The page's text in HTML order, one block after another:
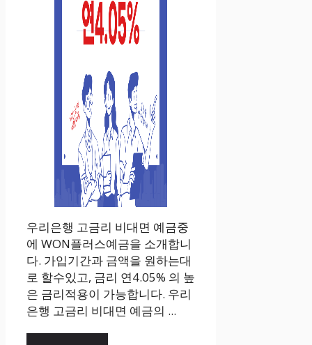
우리은행 고금리 비대면 예금중
에 WON플러스예금을 소개합니
다. 가입기간과 금액을 원하는대
로 할수있고, 금리 연4.05% 의 높
은 금리적용이 가능합니다. 우리
은행 고금리 비대면 예금의 ...